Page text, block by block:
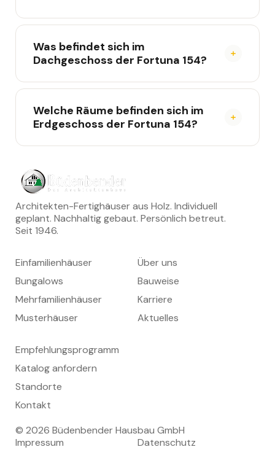
Was befindet sich im
Dachgeschoss der Fortuna 154?
Das Dachgeschoss der Fortuna 154 umfasst
vier Schlafräume und ein zentrales
Badezimmer. Drei Kinderzimmer befinden sich
auf einer Hausseite, das Elternschlafzimmer
auf der anderen. Die offene Galerie mit
Welche Räume befinden sich im
Erdgeschoss der Fortuna 154?
Das Erdgeschoss der Fortuna 154 bietet einen
Erker sowie eine Galerie in der Hausmitte als
zentrales Gestaltungselement. Ein Gäste-WC
und eine Diele komplettieren das Erdgeschoss.
Architekten-Fertighäuser aus Holz. Individuell
geplant. Nachhaltig gebaut. Persönlich betreut.
Seit 1946.
Einfamilienhäuser
Bungalows
Mehrfamilienhäuser
Musterhäuser
Über uns
Bauweise
Karriere
Aktuelles
Empfehlungsprogramm
Katalog anfordern
Standorte
Kontakt
© 2026 Büdenbender Hausbau GmbH
Impressum
Datenschutz